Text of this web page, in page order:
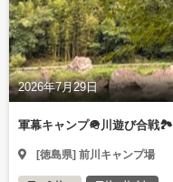
2026年7月29日
軍幕キャンプ🪖川遊び合戦🏞️
[徳島県] 前川キャンプ場